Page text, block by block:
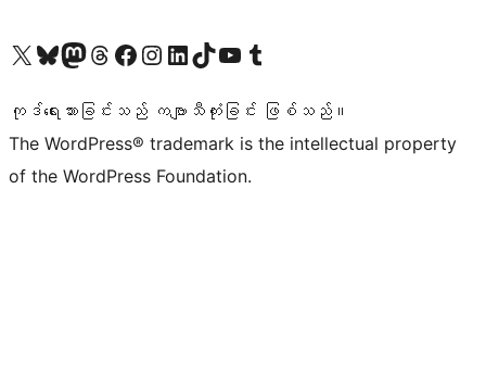
ကျွန်ုပ်တို့၏ X (ယခင် Twitter) အကောင့်သို့ သွားရောက်ကြည့်ရှုပါကျွန်ုပ်တို့၏ Bluesky အကောင့်သို့ ဝင်ရောက်ကြည့်ရှုရန်
ကျွန်ုပ်တို့၏ Mastodon အကောင့်သို့ သွားရောက်ကြည့်ရှုပါကျွန်ုပ်တို့၏ Threads အကောင့်သို့ ဝင်ရောက်ကြည့်ရှုရန်
ကျွန်ုပ်တို့၏ Facebook စာမျက်နှာသို့ သွားရောက်ကြည့်ရှုပါကျွန်ုပ်တို့၏ Instagram အကောင့်သို့ သွားရောက်ကြည့်ရှုပါ ကျွန်ုပ်တို့၏ LinkedIn အကောင့်သို့ သွားရောက်ကြည့်ရှုပါကျွန်ုပ်တို့၏ TikTok အကောင့်သို့ ဝင်ရောက်ကြည့်ရှုရန်
ကျွန်ုပ်တို့၏ YouTube ချန်နယ်သို့ သွားရောက်ကြည့်ရှုပါ ကျွန်ုပ်တို့၏ Tumblr အကောင့်သို့ ဝင်ရောက်ကြည့်ရှုရန်
ကုဒ်ရေးသားခြင်းသည် ကဗျာသီကုံးခြင်း ဖြစ်သည်။
The WordPress® trademark is the intellectual property
of the WordPress Foundation.